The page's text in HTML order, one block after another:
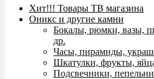
Хит!!! Товары ТВ магазина
Оникс и другие камни
Бокалы, рюмки, вазы,
др.
Часы, пирамиды,
Шкатулки, фрукты,
Подсвечники,